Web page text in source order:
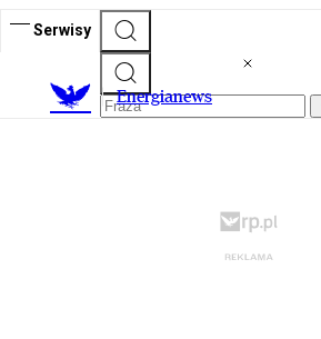
Serwisy
Energianews